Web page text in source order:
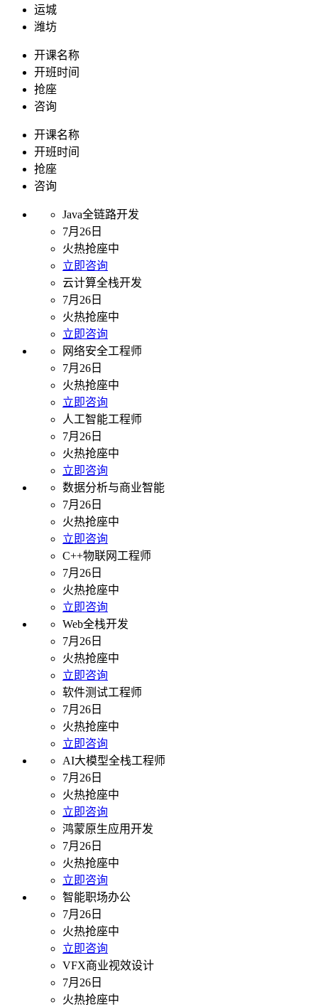
运城
潍坊
开课名称
开班时间
抢座
咨询
开课名称
开班时间
抢座
咨询
Java全链路开发
7月26日
火热抢座中
立即咨询
云计算全栈开发
7月26日
火热抢座中
立即咨询
网络安全工程师
7月26日
火热抢座中
立即咨询
人工智能工程师
7月26日
火热抢座中
立即咨询
数据分析与商业智能
7月26日
火热抢座中
立即咨询
C++物联网工程师
7月26日
火热抢座中
立即咨询
Web全栈开发
7月26日
火热抢座中
立即咨询
软件测试工程师
7月26日
火热抢座中
立即咨询
AI大模型全栈工程师
7月26日
火热抢座中
立即咨询
鸿蒙原生应用开发
7月26日
火热抢座中
立即咨询
智能职场办公
7月26日
火热抢座中
立即咨询
VFX商业视效设计
7月26日
火热抢座中